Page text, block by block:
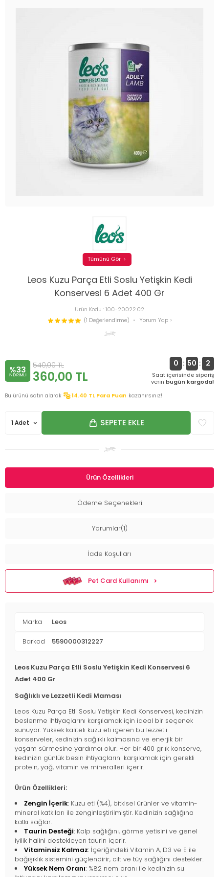
Leos Kuzu Parça Etli Soslu Yetişkin Kedi
Konservesi 6 Adet 400 Gr
Ürün Kodu :100-20022.02
(1 Değerlendirme)
Yorum Yap
Tümünü Gör
%33
INDIRIMLI
540,00TL
360,00 TL
0 : 50 : 1
Saat içerisinde sipariş
verin bugün kargoda!
Bu ürünü satın alarak
14.40 TL Para Puan kazanırsınız!
SEPETE EKLE
Ürün Özellikleri
Ödeme Seçenekleri
Yorumlar(1)
İade Koşulları
Pet Card Kullanımı
Marka Leos
Barkod 5590000312227
Leos Kuzu Parça Etli Soslu Yetişkin Kedi Konservesi 6
Adet 400 Gr
Sağlıklı ve Lezzetli Kedi Maması
Leos Kuzu Parça Etli Soslu Yetişkin Kedi Konservesi, kedinizin
beslenme ihtiyaçlarını karşılamak için ideal bir seçenek
sunuyor. Yüksek kaliteli kuzu eti içeren bu lezzetli
konserveler, kedinizin sağlıklı kalmasına ve enerjik bir
yaşam sürmesine yardımcı olur. Her bir 400 grlık konserve,
kedinizin günlük besin ihtiyaçlarını karşılamak için gerekli
protein, yağ, vitamin ve mineralleri içerir.
Ürün Özellikleri:
Zengin İçerik: Kuzu eti (%4), bitkisel ürünler ve vitamin-
mineral katkıları ile zenginleştirilmiştir. Kedinizin sağlığına
katkı sağlar.
Taurin Desteği: Kalp sağlığını, görme yetisini ve genel
iyilik halini destekleyen taurin içerir.
Vitaminsiz Kalmaz: İçeriğindeki Vitamin A, D3 ve E ile
bağışıklık sistemini güçlendirir, cilt ve tüy sağlığını destekler.
Yüksek Nem Oranı: %82 nem oranı ile kedinizin su